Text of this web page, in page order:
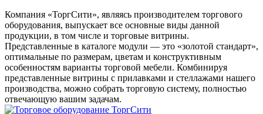
Компания «ТоргСити», являясь производителем торгового
оборудования, выпускает все основные виды данной
продукции, в том числе и торговые витрины.
Представленные в каталоге модули — это «золотой стандарт»,
оптимальные по размерам, цветам и конструктивным
особенностям варианты торговой мебели. Комбинируя
представленные витрины с прилавками и стеллажами нашего
производства, можно собрать торговую систему, полностью
отвечающую вашим задачам.